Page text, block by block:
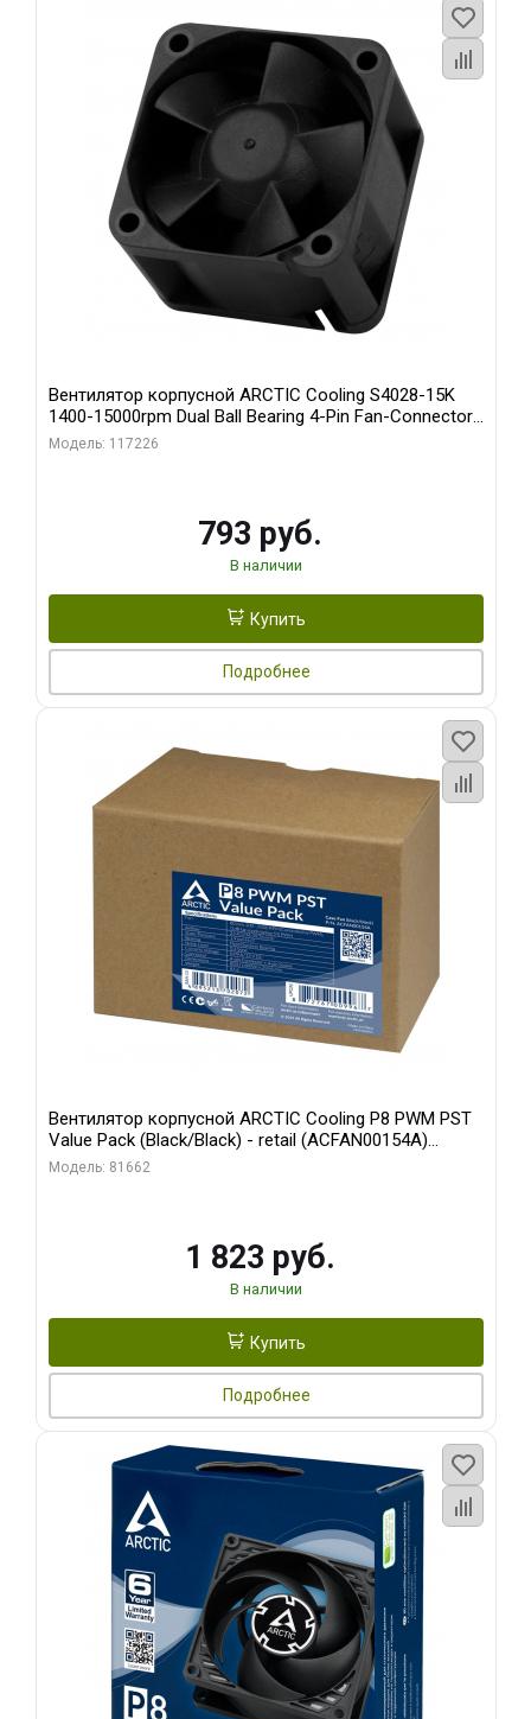
Вентилятор корпусной ARCTIC Cooling S4028-15K
1400-15000rpm Dual Ball Bearing 4-Pin Fan-Connector
(ACFAN00264A)
Модель: 117226
793 руб.
В наличии
Купить
Подробнее
Вентилятор корпусной ARCTIC Cooling P8 PWM PST
Value Pack (Black/Black) - retail (ACFAN00154A)
(702072)
Модель: 81662
1 823 руб.
В наличии
Купить
Подробнее